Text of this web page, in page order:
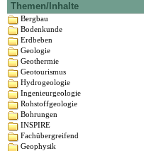
Themen/Inhalte
Bergbau
Bodenkunde
Erdbeben
Geologie
Geothermie
Geotourismus
Hydrogeologie
Ingenieurgeologie
Rohstoffgeologie
Bohrungen
INSPIRE
Fachübergreifend
Geophysik